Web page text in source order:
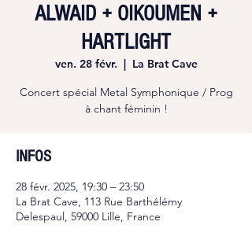
ALWAID + OIKOUMEN +
HARTLIGHT
ven. 28 févr.
  |
La Brat Cave
Concert spécial Metal Symphonique / Prog
à chant féminin !
INFOS
28 févr. 2025, 19:30 – 23:50
La Brat Cave, 113 Rue Barthélémy
Delespaul, 59000 Lille, France